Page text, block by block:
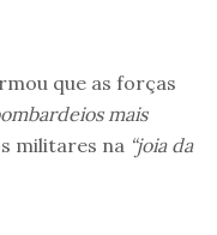
que as forças
mais
militares na “joia da